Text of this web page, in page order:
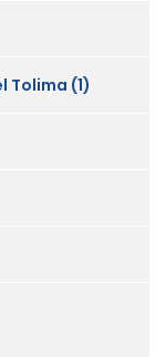
Tolima (1)